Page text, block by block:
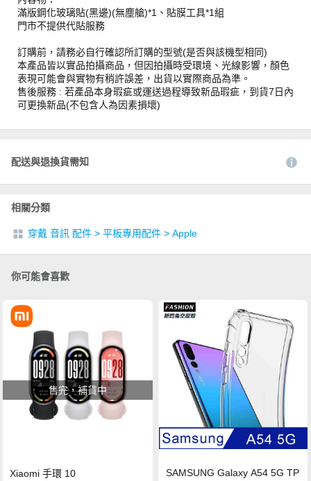
滿版鋼化玻璃貼(黑邊)(無塵艙)*1、貼膜工具*1組
門市不提供代貼服務
訂購前，請務必自行確認所訂購的型號(是否與該機型相同)
本產品皆以實品拍攝商品，但因拍攝時受環境、光線影響，顏色
表現可能會與實物有稍許誤差，出貨以實際商品為準。
售後服務 : 若產品本身瑕疵或運送過程導致新品瑕疵，到貨7日內
可更換新品(不包含人為因素損壞)
配送與退換貨需知
相關分類
穿戴 音訊 配件 > 平板專用配件 > Apple
你可能會喜歡
售完，補貨中
Xiaomi 手環 10
SAMSUNG Galaxy A54 5G TP